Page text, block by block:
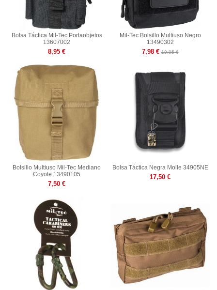
Bolsa Táctica Mil-Tec Portaobjetos
13607002
8,95 €
Mil-Tec Bolsillo Multiuso Negro
13490302
7,98 € 19,95 €
Bolsillo Multiuso Mil-Tec Mediano
Coyote 13490105
7,50 €
Bolsa Táctica Negra Molle 34905NE
17,50 €